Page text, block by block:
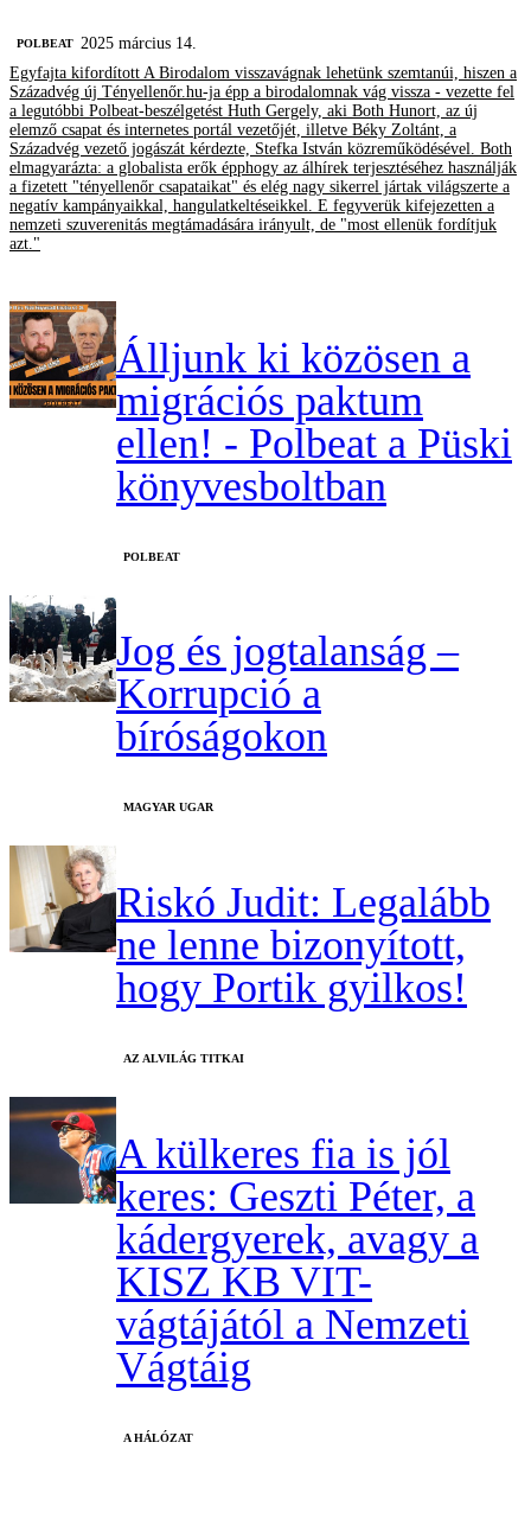
‎POLBEAT
2025 március 14.
Egyfajta kifordított A Birodalom visszavágnak lehetünk szemtanúi, hiszen a
Századvég új Tényellenőr.hu-ja épp a birodalomnak vág vissza - vezette fel
a legutóbbi Polbeat-beszélgetést Huth Gergely, aki Both Hunort, az új
elemző csapat és internetes portál vezetőjét, illetve Béky Zoltánt, a
Századvég vezető jogászát kérdezte, Stefka István közreműködésével. Both
elmagyarázta: a globalista erők épphogy az álhírek terjesztéséhez használják
a fizetett "tényellenőr csapataikat" és elég nagy sikerrel jártak világszerte a
negatív kampányaikkal, hangulatkeltéseikkel. E fegyverük kifejezetten a
nemzeti szuverenitás megtámadására irányult, de "most ellenük fordítjuk
azt."
Álljunk ki közösen a
migrációs paktum
ellen! - Polbeat a Püski
könyvesboltban
‎POLBEAT
Jog és jogtalanság –
Korrupció a
bíróságokon
MAGYAR UGAR
Riskó Judit: Legalább
ne lenne bizonyított,
hogy Portik gyilkos!
AZ ALVILÁG TITKAI
A külkeres fia is jól
keres: Geszti Péter, a
kádergyerek, avagy a
KISZ KB VIT-
vágtájától a Nemzeti
Vágtáig
A HÁLÓZAT